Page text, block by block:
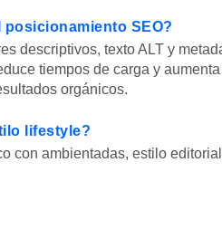
SEO?
descriptivos, texto ALT y
tiempos de carga y
orgánicos.
lifestyle?
con ambientadas, estilo